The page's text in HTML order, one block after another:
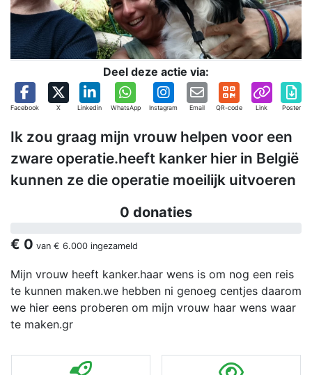
Deel deze actie via:
Facebook X Linkedin WhatsApp Instagram Email QR-code Link Poster
Ik zou graag mijn vrouw helpen voor een
zware operatie.heeft kanker hier in België
kunnen ze die operatie moeilijk uitvoeren
0 donaties
€ 0 van € 6.000 ingezameld
Mijn vrouw heeft kanker.haar wens is om nog een reis
te kunnen maken.we hebben ni genoeg centjes daarom
we hier eens proberen om mijn vrouw haar wens waar
te maken.gr